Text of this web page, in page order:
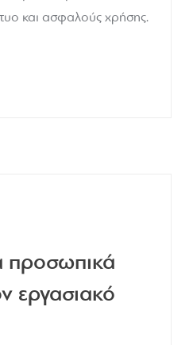
και ασφαλούς χρήσης.
προσωπικά
εργασιακό